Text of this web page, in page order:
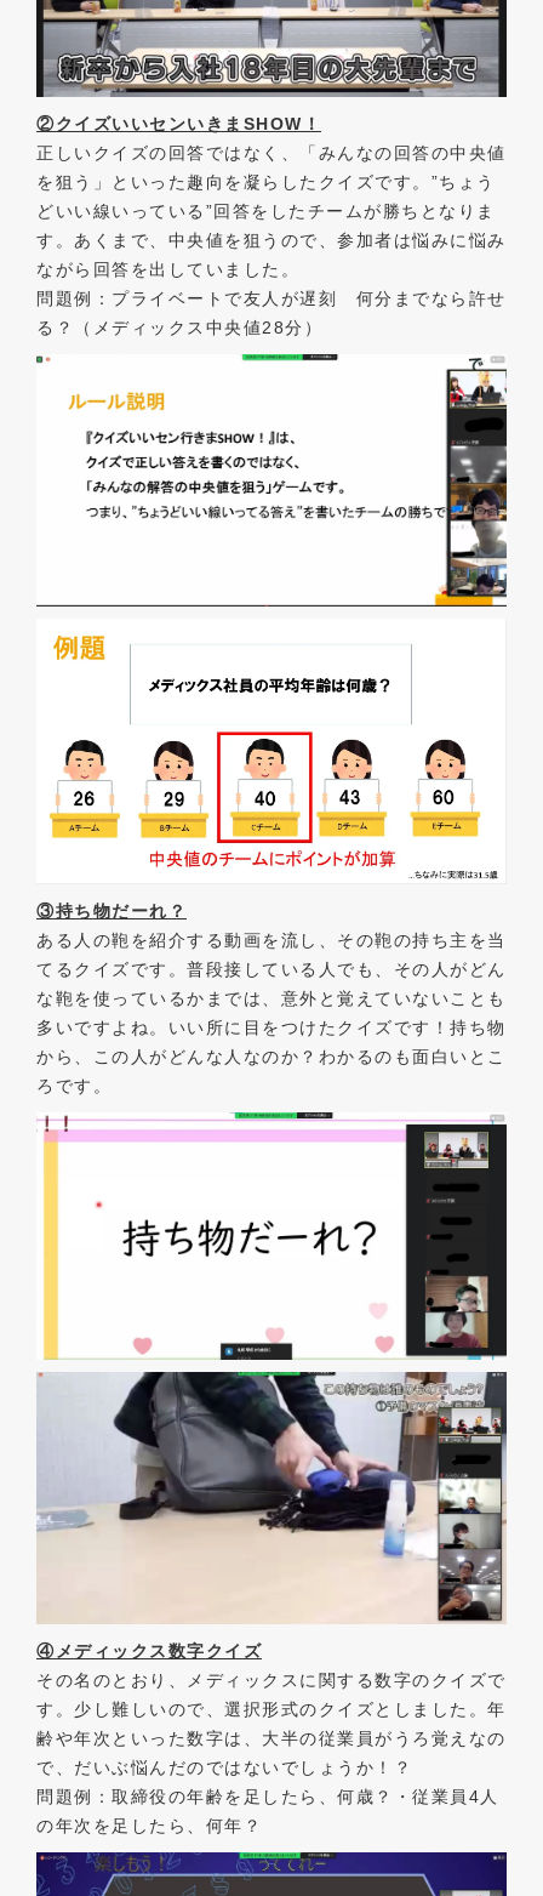
②クイズいいセンいきまSHOW！
正しいクイズの回答ではなく、「みんなの回答の中央値
を狙う」といった趣向を凝らしたクイズです。”ちょう
どいい線いっている”回答をしたチームが勝ちとなりま
す。あくまで、中央値を狙うので、参加者は悩みに悩み
ながら回答を出していました。
問題例：プライベートで友人が遅刻 何分までなら許せ
る？（メディックス中央値28分）
③持ち物だーれ？
ある人の鞄を紹介する動画を流し、その鞄の持ち主を当
てるクイズです。普段接している人でも、その人がどん
な鞄を使っているかまでは、意外と覚えていないことも
多いですよね。いい所に目をつけたクイズです！持ち物
から、この人がどんな人なのか？わかるのも面白いとこ
ろです。
④メディックス数字クイズ
その名のとおり、メディックスに関する数字のクイズで
す。少し難しいので、選択形式のクイズとしました。年
齢や年次といった数字は、大半の従業員がうろ覚えなの
で、だいぶ悩んだのではないでしょうか！？
問題例：取締役の年齢を足したら、何歳？・従業員4人
の年次を足したら、何年？